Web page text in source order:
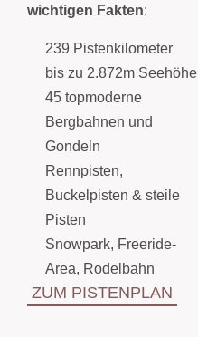
wichtigen Fakten:
239 Pistenkilometer
bis zu 2.872m Seehöhe
45 topmoderne
Bergbahnen und
Gondeln
Rennpisten,
Buckelpisten & steile
Pisten
Snowpark, Freeride-
Area, Rodelbahn
ZUM PISTENPLAN